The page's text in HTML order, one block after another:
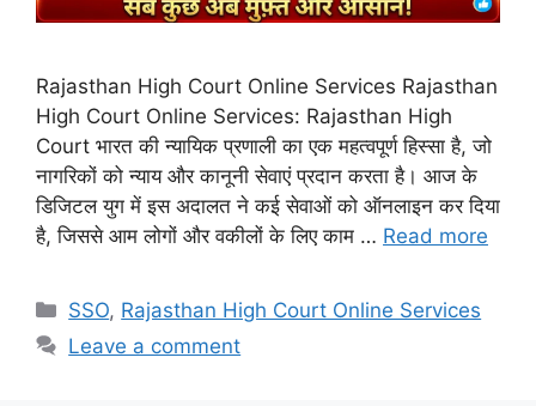
Rajasthan High Court Online Services Rajasthan
High Court Online Services: Rajasthan High
Court भारत की न्यायिक प्रणाली का एक महत्वपूर्ण हिस्सा है, जो
नागरिकों को न्याय और कानूनी सेवाएं प्रदान करता है। आज के
डिजिटल युग में इस अदालत ने कई सेवाओं को ऑनलाइन कर दिया
है, जिससे आम लोगों और वकीलों के लिए काम … Read more
Categories
SSO, Rajasthan High Court Online Services
Leave a comment